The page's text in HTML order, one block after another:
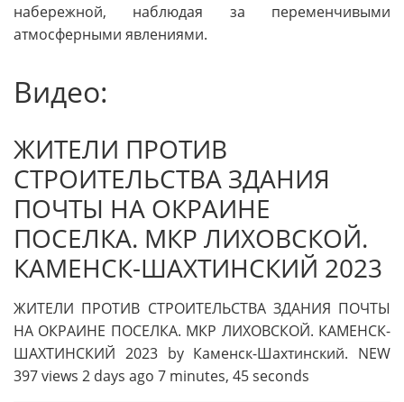
набережной, наблюдая за переменчивыми
атмосферными явлениями.
Видео:
ЖИТЕЛИ ПРОТИВ
СТРОИТЕЛЬСТВА ЗДАНИЯ
ПОЧТЫ НА ОКРАИНЕ
ПОСЕЛКА. МКР ЛИХОВСКОЙ.
КАМЕНСК-ШАХТИНСКИЙ 2023
ЖИТЕЛИ ПРОТИВ СТРОИТЕЛЬСТВА ЗДАНИЯ ПОЧТЫ
НА ОКРАИНЕ ПОСЕЛКА. МКР ЛИХОВСКОЙ. КАМЕНСК-
ШАХТИНСКИЙ 2023 by Каменск-Шахтинский. NEW
397 views 2 days ago 7 minutes, 45 seconds